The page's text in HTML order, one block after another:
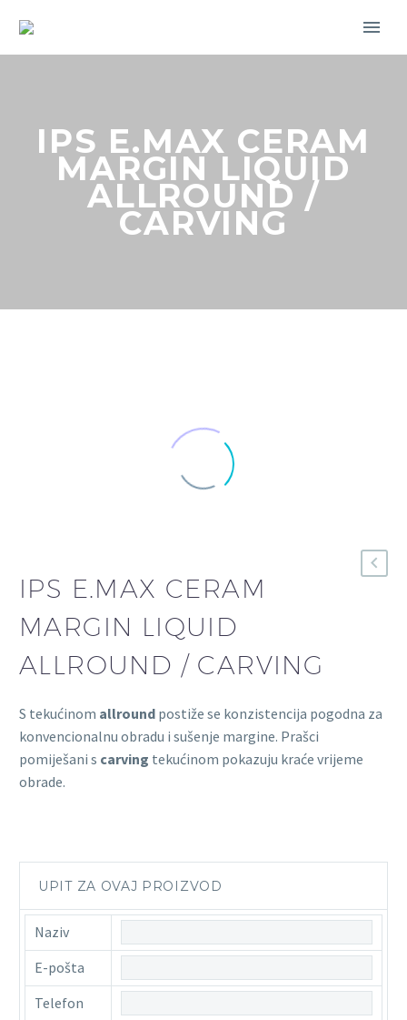
IPS E.MAX CERAM
MARGIN LIQUID
ALLROUND /
CARVING
IPS E.MAX CERAM
MARGIN LIQUID
ALLROUND / CARVING
S tekućinom allround postiže se konzistencija pogodna za
konvencionalnu obradu i sušenje margine. Prašci
pomiješani s carving tekućinom pokazuju kraće vrijeme
obrade.
UPIT ZA OVAJ PROIZVOD
Naziv
E-pošta
Telefon